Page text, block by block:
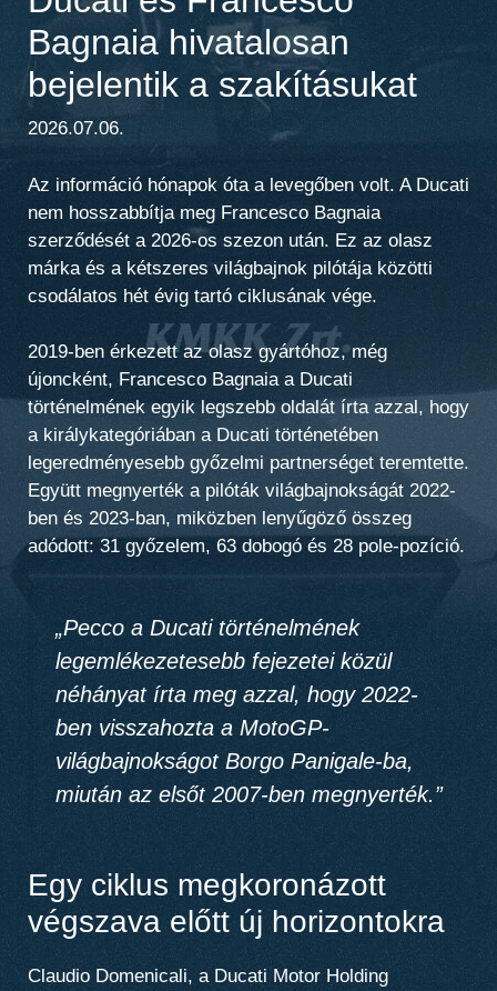
Bagnaia hivatalosan
bejelentik a szakításukat
2026.07.06.
Az információ hónapok óta a levegőben volt. A Ducati
nem hosszabbítja meg Francesco Bagnaia
szerződését a 2026-os szezon után. Ez az olasz
márka és a kétszeres világbajnok pilótája közötti
csodálatos hét évig tartó ciklusának vége.
2019-ben érkezett az olasz gyártóhoz, még
újoncként, Francesco Bagnaia a Ducati
történelmének egyik legszebb oldalát írta azzal, hogy
a királykategóriában a Ducati történetében
legeredményesebb győzelmi partnerséget teremtette.
Együtt megnyerték a pilóták világbajnokságát 2022-
ben és 2023-ban, miközben lenyűgöző összeg
adódott: 31 győzelem, 63 dobogó és 28 pole-pozíció.
„Pecco a Ducati történelmének
legemlékezetesebb fejezetei közül
néhányat írta meg azzal, hogy 2022-
ben visszahozta a MotoGP-
világbajnokságot Borgo Panigale-ba,
miután az elsőt 2007-ben megnyerték.”
Egy ciklus megkoronázott
végszava előtt új horizontokra
Claudio Domenicali, a Ducati Motor Holding